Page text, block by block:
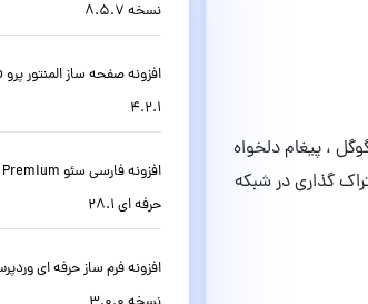
گوگل ، پیغام دلخواه
گذاری در شبکه
نسخه 8.5.7
4.2.1
حرفه ای 28.1